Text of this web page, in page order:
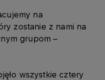
na
zostanie z nami na
grupom –
wszystkie cztery